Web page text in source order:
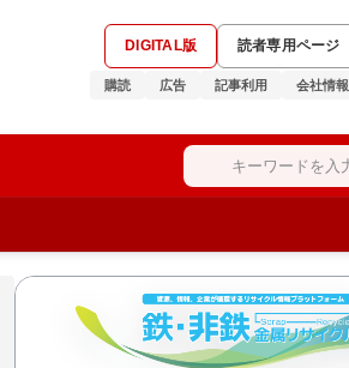
DIGITAL版 読者専用ページ
購読 広告 記事利用 会社情報